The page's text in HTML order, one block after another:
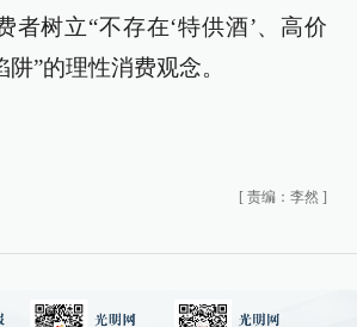
者树立“不存在‘特供酒’、高价
”的理性消费观念。
[ 责编：李然 ]